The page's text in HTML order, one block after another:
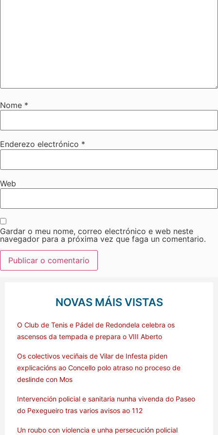
Nome *
Enderezo electrónico *
Web
Gardar o meu nome, correo electrónico e web neste
navegador para a próxima vez que faga un comentario.
NOVAS MÁIS VISTAS
O Club de Tenis e Pádel de Redondela celebra os
ascensos da tempada e prepara o VIII Aberto
Os colectivos veciñais de Vilar de Infesta piden
explicacións ao Concello polo atraso no proceso de
deslinde con Mos
Intervención policial e sanitaria nunha vivenda do Paseo
do Pexegueiro tras varios avisos ao 112
Un roubo con violencia e unha persecución policial